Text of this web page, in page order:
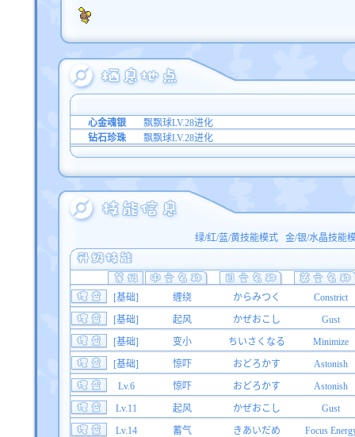
心金魂银
飘飘球LV.28进化
钻石珍珠
飘飘球LV.28进化
绿/红/蓝/黄技能模式 金/银/水晶技能
[基础] 缠绕 からみつく
Constrict
[基础]
起风 かぜおこし
Gust
[基础]
变小 ちいさくなる
Minimize
[基础]
惊吓 おどろかす
Astonish
Lv.6
惊吓 おどろかす
Astonish
Lv.11
起风 かぜおこし
Gust
Lv.14
蓄气 きあいだめ
Focus